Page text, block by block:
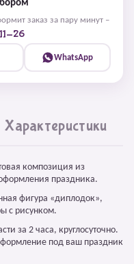
заказ за пару минут –
26
WhatsApp
Характеристики
композиция из
праздника.
фигура «диплодок»,
с рисунком.
за 2 часа, круглосуточно.
под ваш праздник